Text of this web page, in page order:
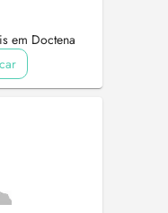
em Doctena